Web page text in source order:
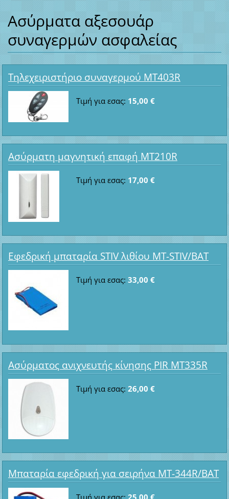
Ασύρματα αξεσουάρ
συναγερμών ασφαλείας
Τηλεχειριστήριο συναγερμού MT403R
Τιμή για εσας: 15,00 €
Ασύρματη μαγνητική επαφή MT210R
Τιμή για εσας: 17,00 €
Εφεδρική μπαταρία STIV λιθίου MT-STIV/BAT
Τιμή για εσας: 33,00 €
Ασύρματος ανιχνευτής κίνησης PIR MT335R
Τιμή για εσας: 26,00 €
Μπαταρία εφεδρική για σειρήνα MT-344R/BAT